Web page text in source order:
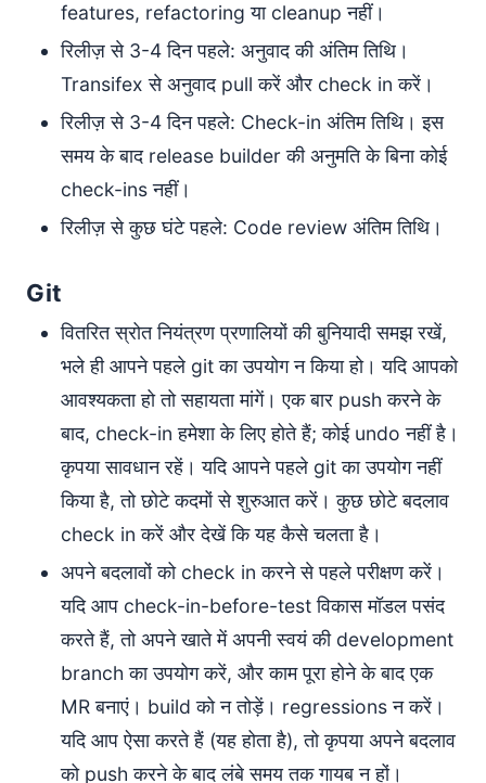
features, refactoring या cleanup नहीं।
रिलीज़ से 3-4 दिन पहले: अनुवाद की अंतिम तिथि।
Transifex से अनुवाद pull करें और check in करें।
रिलीज़ से 3-4 दिन पहले: Check-in अंतिम तिथि। इस
समय के बाद release builder की अनुमति के बिना कोई
check-ins नहीं।
रिलीज़ से कुछ घंटे पहले: Code review अंतिम तिथि।
Git
वितरित स्रोत नियंत्रण प्रणालियों की बुनियादी समझ रखें,
भले ही आपने पहले git का उपयोग न किया हो। यदि आपको
आवश्यकता हो तो सहायता मांगें। एक बार push करने के
बाद, check-in हमेशा के लिए होते हैं; कोई undo नहीं है।
कृपया सावधान रहें। यदि आपने पहले git का उपयोग नहीं
किया है, तो छोटे कदमों से शुरुआत करें। कुछ छोटे बदलाव
check in करें और देखें कि यह कैसे चलता है।
अपने बदलावों को check in करने से पहले परीक्षण करें।
यदि आप check-in-before-test विकास मॉडल पसंद
करते हैं, तो अपने खाते में अपनी स्वयं की development
branch का उपयोग करें, और काम पूरा होने के बाद एक
MR बनाएं। build को न तोड़ें। regressions न करें।
यदि आप ऐसा करते हैं (यह होता है), तो कृपया अपने बदलाव
को push करने के बाद लंबे समय तक गायब न हों।